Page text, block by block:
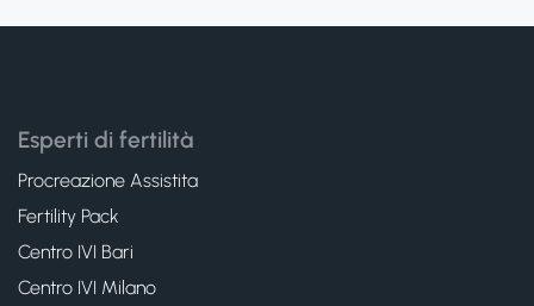
Esperti di fertilità
Procreazione Assistita
Fertility Pack
Centro IVI Bari
Centro IVI Milano